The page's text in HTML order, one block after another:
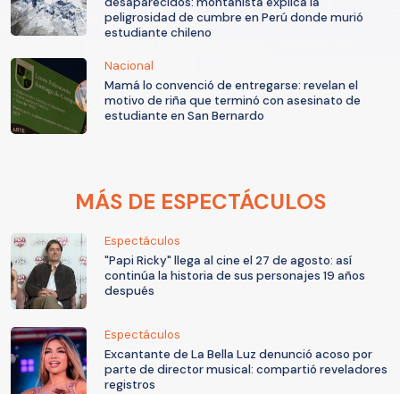
peligrosidad de cumbre en Perú donde murió
estudiante chileno
Nacional
Mamá lo convenció de entregarse: revelan el
motivo de riña que terminó con asesinato de
estudiante en San Bernardo
MÁS DE ESPECTÁCULOS
Espectáculos
"Papi Ricky" llega al cine el 27 de agosto: así
continúa la historia de sus personajes 19 años
después
Espectáculos
Excantante de La Bella Luz denunció acoso por
parte de director musical: compartió reveladores
registros